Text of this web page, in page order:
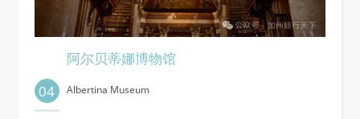
04
阿尔贝蒂娜博物馆
Albertina Museum